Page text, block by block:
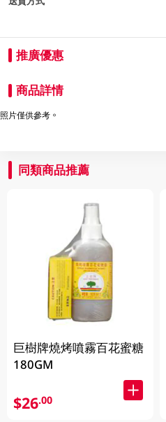
推廣優惠
商品詳情
照片僅供參考。
同類商品推薦
巨樹牌燒烤噴霧百花蜜糖
180GM
$26.00